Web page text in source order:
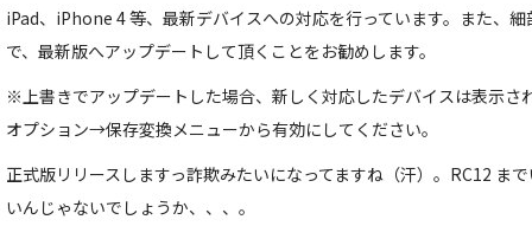
iPad、iPhone 4 等、最新デバイスへの対応を行っています。また、
で、最新版へアップデートして頂くことをお勧めします。
※上書きでアップデートした場合、新しく対応したデバイスは表示
オプション→保存変換メニューから有効にしてください。
正式版リリースしますっ詐欺みたいになってますね（汗）。RC12 ま
いんじゃないでしょうか、、、。